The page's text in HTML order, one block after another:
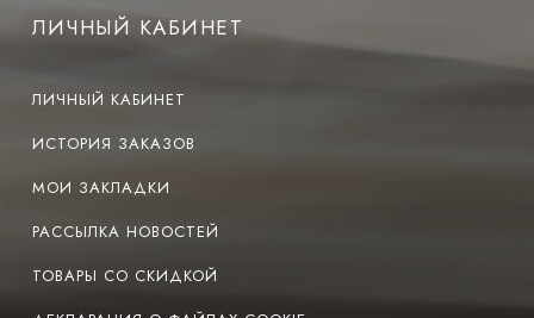
ЛИЧНЫЙ КАБИНЕТ
ЛИЧНЫЙ КАБИНЕТ
ИСТОРИЯ ЗАКАЗОВ
МОИ ЗАКЛАДКИ
РАССЫЛКА НОВОСТЕЙ
ТОВАРЫ СО СКИДКОЙ